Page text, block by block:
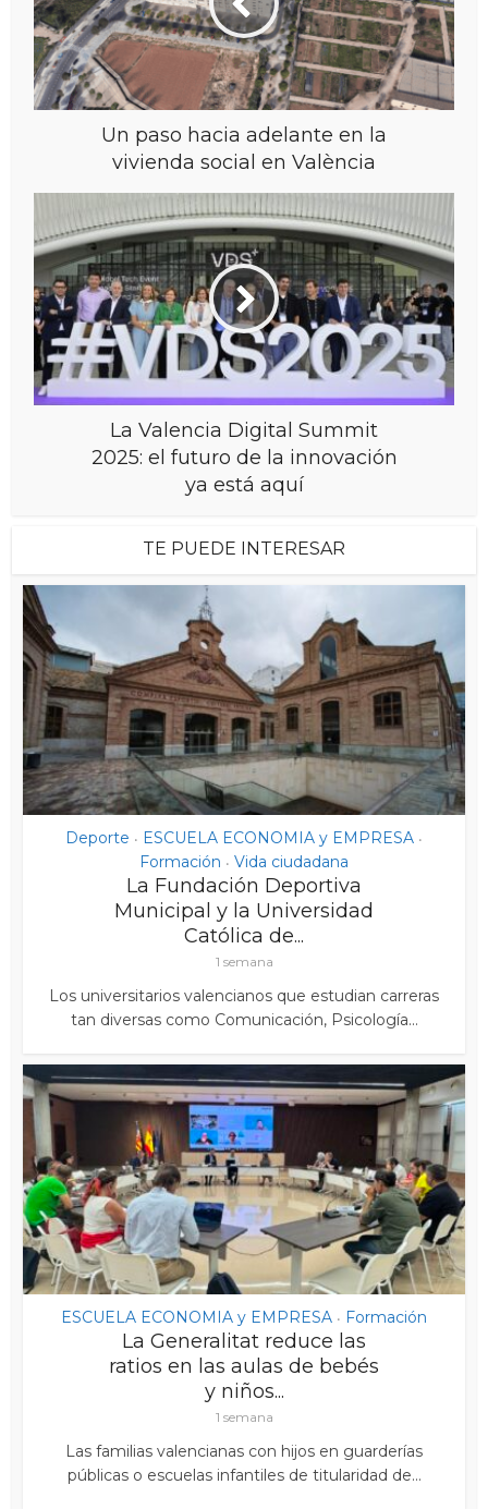
Un paso hacia adelante en la
vivienda social en València
La Valencia Digital Summit
2025: el futuro de la innovación
ya está aquí
TE PUEDE INTERESAR
Deporte • ESCUELA ECONOMIA y EMPRESA •
Formación • Vida ciudadana
La Fundación Deportiva
Municipal y la Universidad
Católica de...
1 semana
Los universitarios valencianos que estudian carreras
tan diversas como Comunicación, Psicología...
ESCUELA ECONOMIA y EMPRESA • Formación
La Generalitat reduce las
ratios en las aulas de bebés
y niños...
1 semana
Las familias valencianas con hijos en guarderías
públicas o escuelas infantiles de titularidad de...